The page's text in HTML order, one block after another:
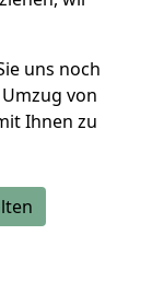
uns noch
von
Ihnen zu